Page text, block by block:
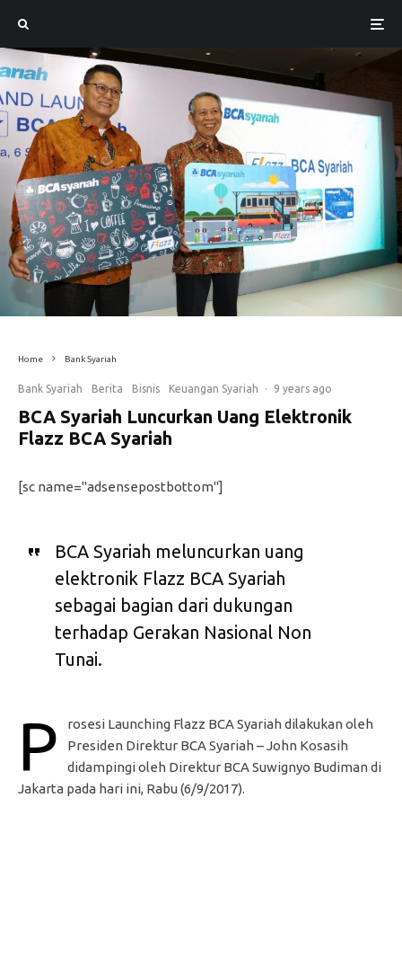
Home Bank Syariah
Bank Syariah Berita Bisnis Keuangan Syariah · 9 years ago
BCA Syariah Luncurkan Uang Elektronik
Flazz BCA Syariah
[sc name="adsensepostbottom"]
BCA Syariah meluncurkan uang
elektronik Flazz BCA Syariah
sebagai bagian dari dukungan
terhadap Gerakan Nasional Non
Tunai.
P
rosesi Launching Flazz BCA Syariah dilakukan oleh
Presiden Direktur BCA Syariah – John Kosasih
didampingi oleh Direktur BCA Suwignyo Budiman di
Jakarta pada hari ini, Rabu (6/9/2017).